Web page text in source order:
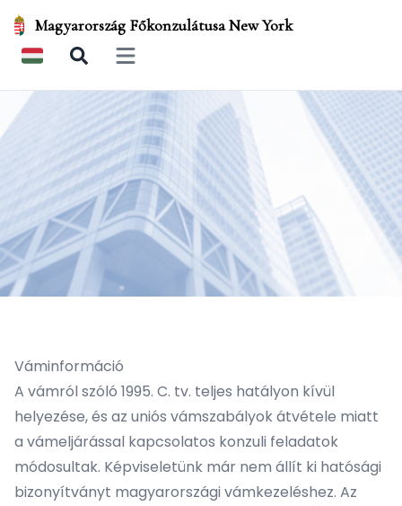
Magyarország Főkonzulátusa New York
Open main menu
Váminformáció
A vámról szóló 1995. C. tv. teljes hatályon kívül
helyezése, és az uniós vámszabályok átvétele miatt
a vámeljárással kapcsolatos konzuli feladatok
módosultak. Képviseletünk már nem állít ki hatósági
bizonyítványt magyarországi vámkezeléshez. Az